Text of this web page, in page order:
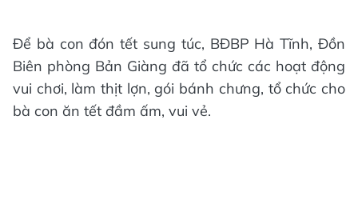
Để bà con đón tết sung túc, BĐBP Hà Tĩnh, Đồn
Biên phòng Bản Giàng đã tổ chức các hoạt động
vui chơi, làm thịt lợn, gói bánh chưng, tổ chức cho
bà con ăn tết đầm ấm, vui vẻ.